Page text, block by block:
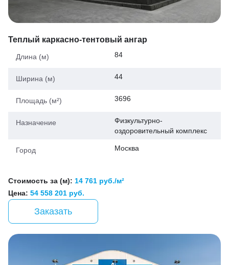
Теплый каркасно-тентовый ангар
Длина (м) 84
Ширина (м) 44
Площадь (м²) 3696
Назначение
Физкультурно-
оздоровительный комплекс
Город Москва
Стоимость за (м): 14 761 руб./м²
Цена: 54 558 201 руб.
Заказать